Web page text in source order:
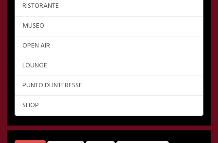
RISTORANTE
MUSEO
OPEN AIR
LOUNGE
PUNTO DI INTERESSE
SHOP